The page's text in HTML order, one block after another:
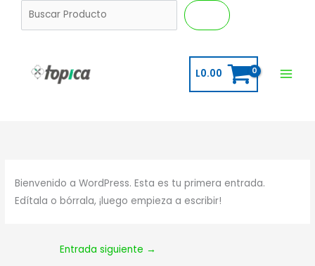
L0.00
Bienvenido a WordPress. Esta es tu primera entrada.
Edítala o bórrala, ¡luego empieza a escribir!
Entrada siguiente →